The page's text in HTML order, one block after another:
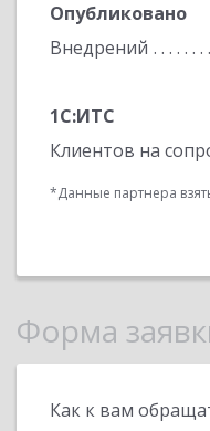
Опубликовано
Внедрений
1С:ИТС
Клиентов на
*Данные партнера
Форма
Как к вам